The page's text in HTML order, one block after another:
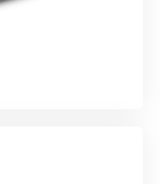
长远规划和愿景，包括持续